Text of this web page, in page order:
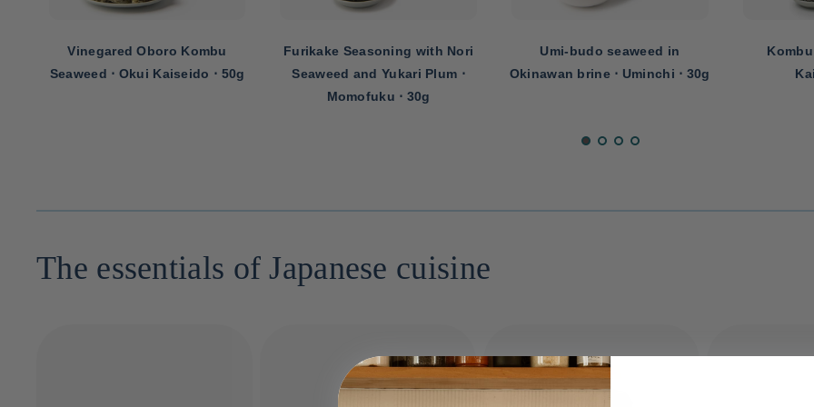
Furikake Seasoning with Nori
Seaweed and Yukari Plum ⋅
Umi-budo seaweed in
Okinawan brine ⋅ Uminchi ⋅ 30g
Kombu seaweed ⋅ Okui
Kaiseido ⋅ 30g
Grilled
The essentials of Japanese cuisine